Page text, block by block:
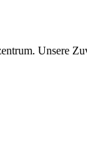
Unsere